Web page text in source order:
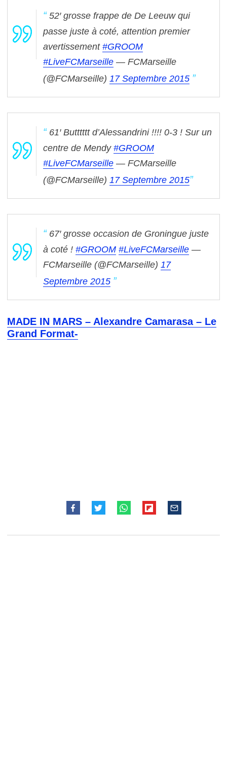
52′ grosse frappe de De Leeuw qui
passe juste à coté, attention premier
avertissement #GROOM
#LiveFCMarseille — FCMarseille
(@FCMarseille) 17 Septembre 2015
61′ Butttttt d’Alessandrini !!!! 0-3 ! Sur un
centre de Mendy #GROOM
#LiveFCMarseille — FCMarseille
(@FCMarseille) 17 Septembre 2015
67′ grosse occasion de Groningue juste
à coté ! #GROOM #LiveFCMarseille —
FCMarseille (@FCMarseille) 17
Septembre 2015
MADE IN MARS – Alexandre Camarasa – Le
Grand Format-